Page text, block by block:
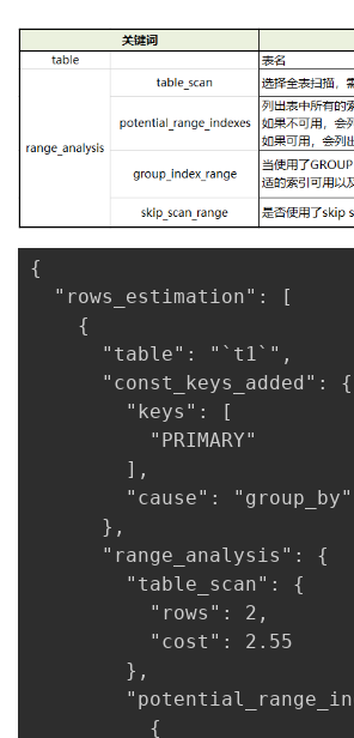
{
  "rows_estimation": [
    {
      "table": "`t1`",
      "const_keys_added": {
        "keys": [
          "PRIMARY"
        ],
        "cause": "group_by"
      },
      "range_analysis": {
        "table_scan": {
          "rows": 2,
          "cost": 2.55
        },
          {